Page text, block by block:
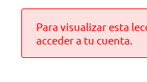
Para visualizar esta
acceder a tu cuenta.